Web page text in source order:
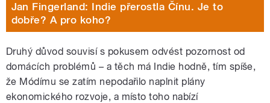
Jan Fingerland: Indie přerostla Čínu. Je to
dobře? A pro koho?
Druhý důvod souvisí s pokusem odvést pozornost od
domácích problémů – a těch má Indie hodně, tím spíše,
že Módímu se zatím nepodařilo naplnit plány
ekonomického rozvoje, a místo toho nabízí